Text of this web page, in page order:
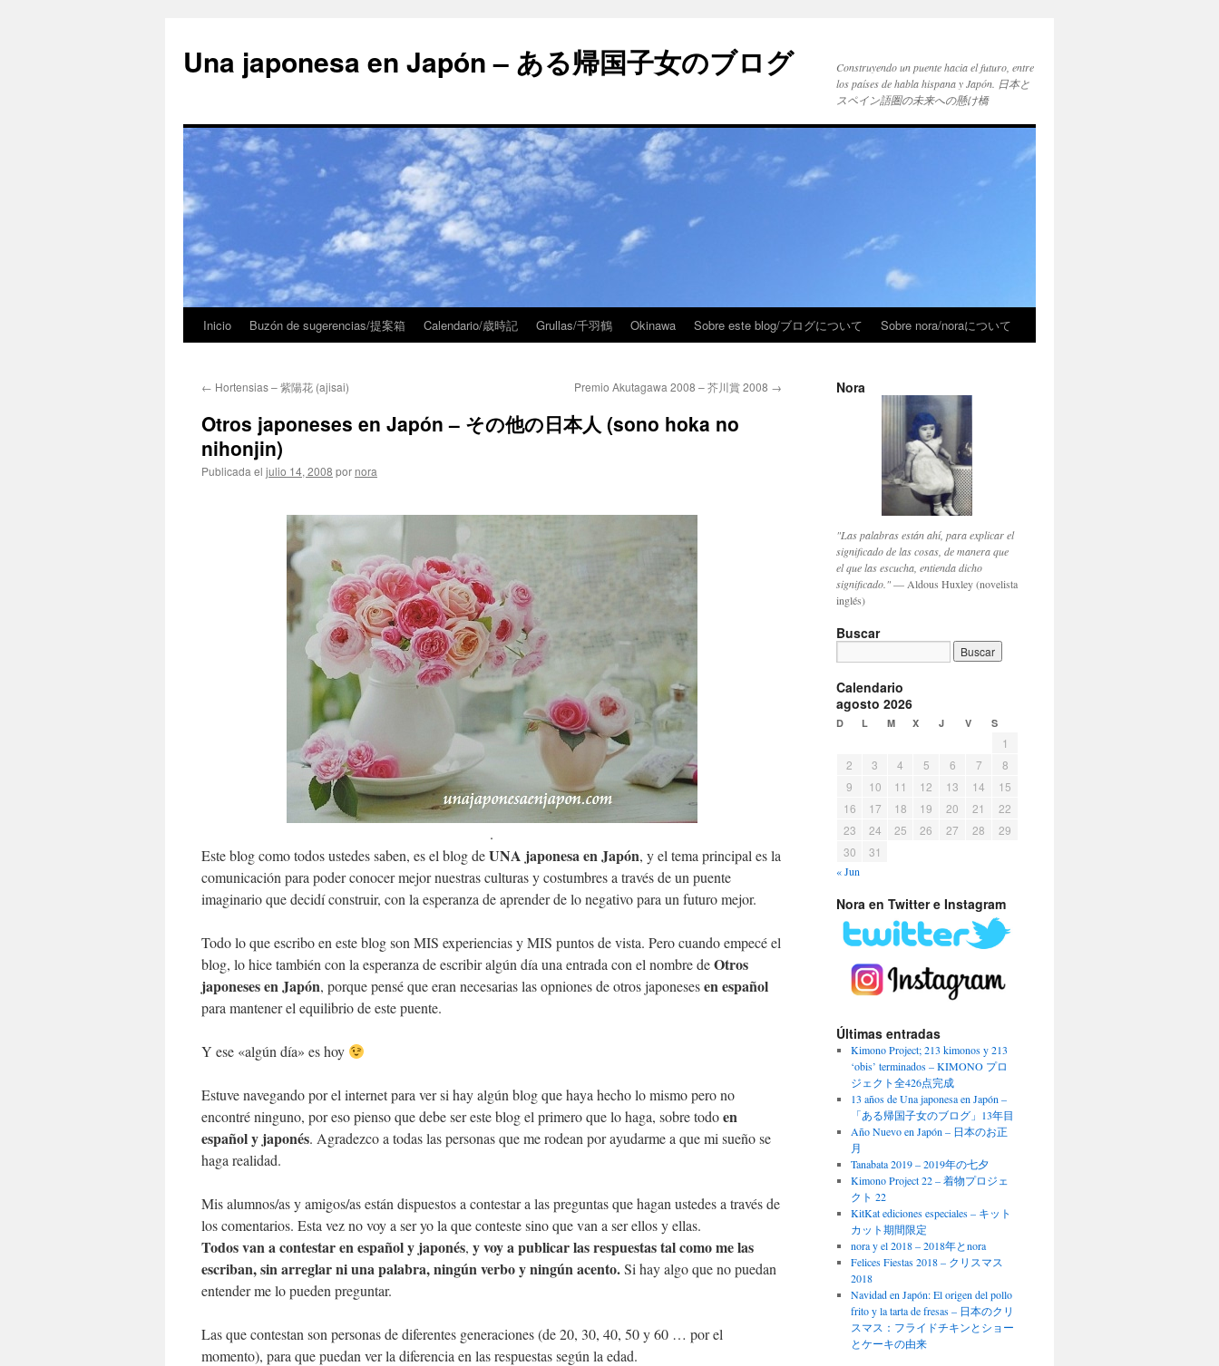
Una japonesa en Japón – ある帰国子女のブログ
Construyendo un puente hacia el futuro, entre
los países de habla hispana y Japón. 日本と
スペイン語圏の未来への懸け橋
Inicio Buzón de sugerencias/提案箱 Calendario/歳時記 Grullas/千羽鶴 Okinawa Sobre este blog/ブログについて Sobre nora/noraについて
← Hortensias – 紫陽花 (ajisai) Premio Akutagawa 2008 – 芥川賞 2008 →
Otros japoneses en Japón – その他の日本人 (sono hoka no
nihonjin)
Publicada el julio 14, 2008 por nora
.
Este blog como todos ustedes saben, es el blog deUNA japonesa en Japón, y el tema principal es la
comunicación para poder conocer mejor nuestras culturas y costumbres a través de un puente
imaginario que decidí construir, con la esperanza de aprender de lo negativo para un futuro mejor.
Todo lo que escribo en este blog son MIS experiencias y MIS puntos de vista. Pero cuando empecé el
blog, lo hice también con la esperanza de escribir algún día una entrada con el nombre deOtros
japoneses en Japón, porque pensé que eran necesarias las opniones de otros japonesesen español
para mantener el equilibrio de este puente.
Y ese «algún día» es hoy
Estuve navegando por el internet para ver si hay algún blog que haya hecho lo mismo pero no
encontré ninguno, por eso pienso que debe ser este blog el primero que lo haga, sobre todoen
español y japonés. Agradezco a todas las personas que me rodean por ayudarme a que mi sueño se
haga realidad.
Mis alumnos/as y amigos/as están dispuestos a contestar a las preguntas que hagan ustedes a través de
los comentarios. Esta vez no voy a ser yo la que conteste sino que van a ser ellos y ellas.
Todos van a contestar en español y japonés, y voy a publicar las respuestas tal como me las
escriban, sin arreglar ni una palabra, ningún verbo y ningún acento.Si hay algo que no puedan
entender me lo pueden preguntar.
Las que contestan son personas de diferentes generaciones (de 20, 30, 40, 50 y 60 … por el
momento), para que puedan ver la diferencia en las respuestas según la edad.
Nora
"Las palabras están ahí, para explicar el
significado de las cosas, de manera que
el que las escucha, entienda dicho
significado."— Aldous Huxley (novelista
inglés)
Buscar
Calendario
agosto 2026
D L M X J V S
1
2
3 4 5 6 7
8
9
10 11 12 13 14
15
16
17 18 19 20 21
22
23
24 25 26 27 28
29
30
31
« Jun
Nora en Twitter e Instagram
Últimas entradas
Kimono Project; 213 kimonos y 213
‘obis’ terminados – KIMONO プロ
ジェクト全426点完成
13 años de Una japonesa en Japón –
「ある帰国子女のブログ」13年目
Año Nuevo en Japón – 日本のお正
月
Tanabata 2019 – 2019年の七夕
Kimono Project 22 – 着物プロジェ
クト 22
KitKat ediciones especiales – キット
カット期間限定
nora y el 2018 – 2018年とnora
Felices Fiestas 2018 – クリスマス
2018
Navidad en Japón: El origen del pollo
frito y la tarta de fresas – 日本のクリ
スマス：フライドチキンとショー
とケーキの由来